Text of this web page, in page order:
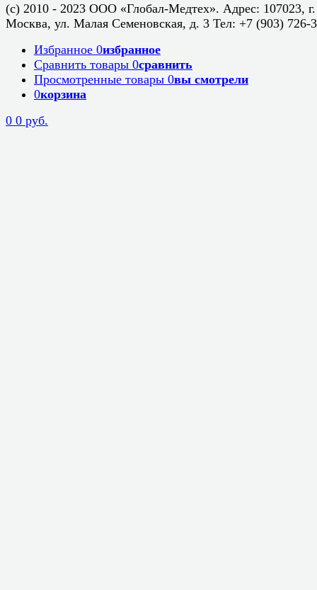
(c) 2010 - 2023 ООО «Глобал-Медтех». Адрес: 107023, г.
Москва, ул. Малая Семеновская, д. 3 Тел: +7 (903) 726-
Избранное 0избранное
Сравнить товары 0сравнить
Просмотренные товары 0вы смотрели
0корзина
0 0 руб.